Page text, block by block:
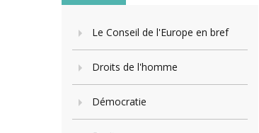
Le Conseil de l'Europe en bref
Droits de l'homme
Démocratie